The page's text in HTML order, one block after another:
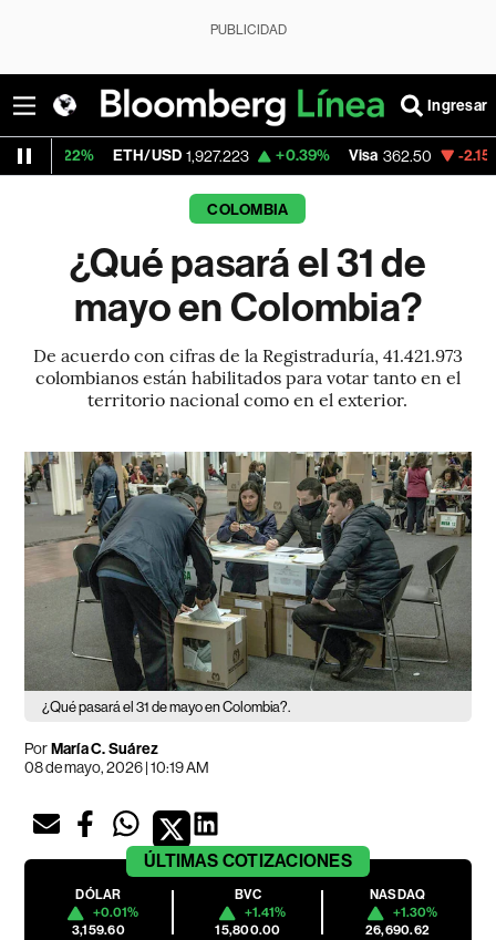
PUBLICIDAD
Ingresar
ETH/USD 1,927.223 +0.39% Visa 362.50 -2.15%
COLOMBIA
¿Qué pasará el 31 de
mayo en Colombia?
De acuerdo con cifras de la Registraduría, 41.421.973
colombianos están habilitados para votar tanto en el
territorio nacional como en el exterior.
¿Qué pasará el 31 de mayo en Colombia?.
PorMaría C. Suárez
08 de mayo, 2026 | 10:19 AM
ÚLTIMAS COTIZACIONES
DÓLAR
+0.01%
3,159.60
BVC
+1.41%
15,800.00
NASDAQ
+1.30%
26,690.62